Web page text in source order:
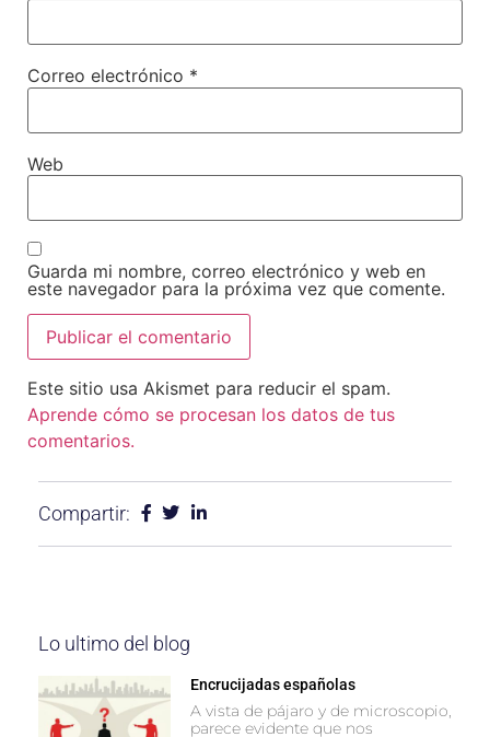
Correo electrónico *
Web
Guarda mi nombre, correo electrónico y web en
este navegador para la próxima vez que comente.
Este sitio usa Akismet para reducir el spam.
Aprende cómo se procesan los datos de tus
comentarios.
Compartir:
Lo ultimo del blog
Encrucijadas españolas
A vista de pájaro y de microscopio,
parece evidente que nos